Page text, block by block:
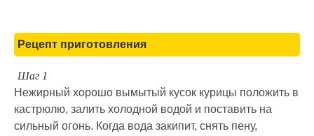
Рецепт приготовления
Шаг 1
Нежирный хорошо вымытый кусок курицы положить в
кастрюлю, залить холодной водой и поставить на
сильный огонь. Когда вода закипит, снять пену,